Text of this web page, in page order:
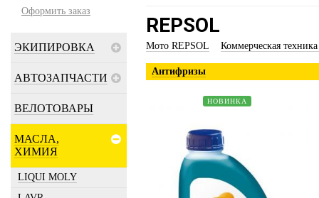
Оформить заказ
ЭКИПИРОВКА
АВТОЗАПЧАСТИ
ВЕЛОТОВАРЫ
МАСЛА,
ХИМИЯ
LIQUI MOLY
REPSOL
Мото REPSOL Коммерческая
Антифризы
НОВИНКА